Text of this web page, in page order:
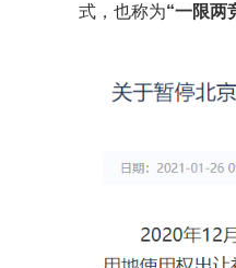
式，也称为“一限两